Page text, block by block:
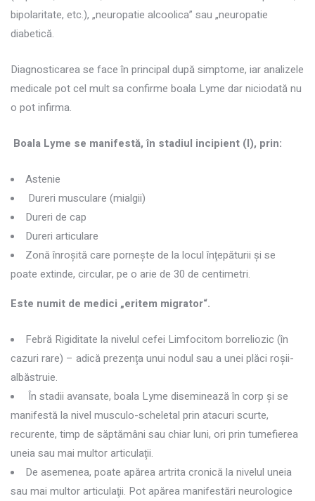
bipolaritate, etc.), „neuropatie alcoolica” sau „neuropatie
diabetică.
Diagnosticarea se face în principal după simptome, iar analizele
medicale pot cel mult sa confirme boala Lyme dar niciodată nu
o pot infirma.
Boala Lyme se manifestă, în stadiul incipient (I), prin:
Astenie
Dureri musculare (mialgii)
Dureri de cap
Dureri articulare
Zonă înroşită care porneşte de la locul înţepăturii şi se
poate extinde, circular, pe o arie de 30 de centimetri.
Este numit de medici „eritem migrator“.
Febră Rigiditate la nivelul cefei Limfocitom borreliozic (în
cazuri rare) – adică prezenţa unui nodul sau a unei plăci roşii-
albăstruie.
În stadii avansate, boala Lyme diseminează în corp şi se
manifestă la nivel musculo-scheletal prin atacuri scurte,
recurente, timp de săptămâni sau chiar luni, ori prin tumefierea
uneia sau mai multor articulaţii.
De asemenea, poate apărea artrita cronică la nivelul uneia
sau mai multor articulaţii. Pot apărea manifestări neurologice